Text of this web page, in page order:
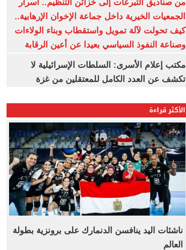
من صناديق التبرعات إلى خزائن التنظيم.. أسرار
الجمعيات الخيرية داخل جماعة الإخوان الإرهابية..
كيف تحولت لآلة تمويل واستقطاب وبناء الولاءات
وصناعة النفوذ السياسي بعيدا عن أعين الرقابة
مكتب إعلام الأسرى: السلطات الإسرائيلية لا
تكشف عن العدد الكامل للمعتقلين من غزة
الأكثر قراءة
ناشئات اليد ينافسن الدنمارك على برونزية بطولة
العالم